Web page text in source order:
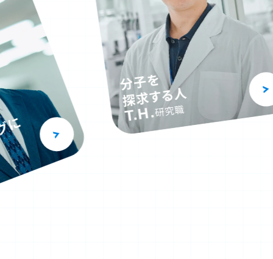
グループとともに
成長する人
T.Y.研究職